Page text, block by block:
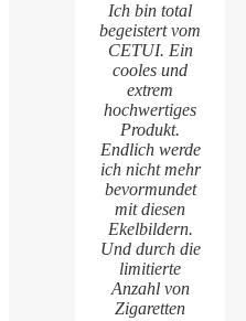
Ich bin total
begeistert vom
CETUI. Ein
cooles und
extrem
hochwertiges
Produkt.
Endlich werde
ich nicht mehr
bevormundet
mit diesen
Ekelbildern.
Und durch die
limitierte
Anzahl von
Zigaretten